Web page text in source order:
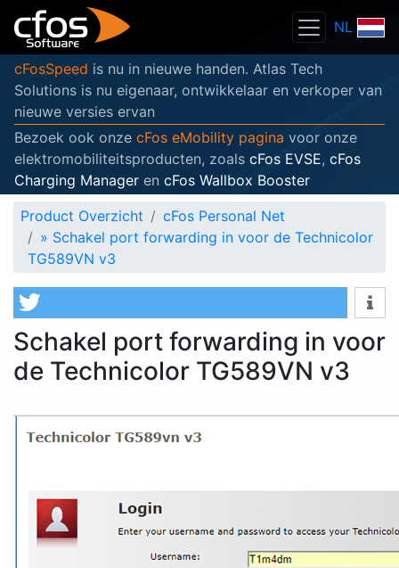
NL
cFosSpeed is nu in nieuwe handen. Atlas Tech
Solutions is nu eigenaar, ontwikkelaar en verkoper van
nieuwe versies ervan
Bezoek ook onze cFos eMobility pagina voor onze
elektromobiliteitsproducten, zoals cFos EVSE, cFos
Charging Manager en cFos Wallbox Booster
Product Overzicht
cFos Personal Net
» Schakel port forwarding in voor de Technicolor
TG589VN v3
Schakel port forwarding in voor
de Technicolor TG589VN v3